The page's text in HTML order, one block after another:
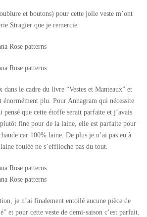
et boutons) pour cette jolie veste m’ont
Stragier que je remercie.
dans le cadre du livre “Vestes et Manteaux” et
plu. Pour Annagram qui nécessite
pensé que cette étoffe serait parfaite et j’avais
plutôt fine pour de la laine, elle est parfaite pour
car 100% laine. De plus je n’ai pas eu à
foulée ne s’effiloche pas du tout.
je n’ai finalement entoilé aucune pièce de
et pour cette veste de demi-saison c’est parfait.